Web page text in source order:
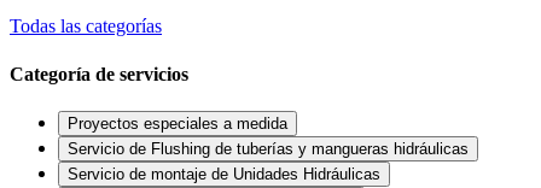
Todas las categorías
Categoría de servicios
Proyectos especiales a medida
Servicio de Flushing de tuberías y mangueras hidráulicas
Servicio de montaje de Unidades Hidráulicas